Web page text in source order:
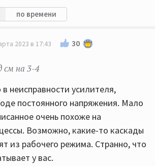
по времени
2023 в 17:43 30
см на 3-4
неисправности усилителя,
постоянного напряжения. Мало
очень похоже на
Возможно, какие-то каскады
из рабочего режима. Странно, что
у вас.